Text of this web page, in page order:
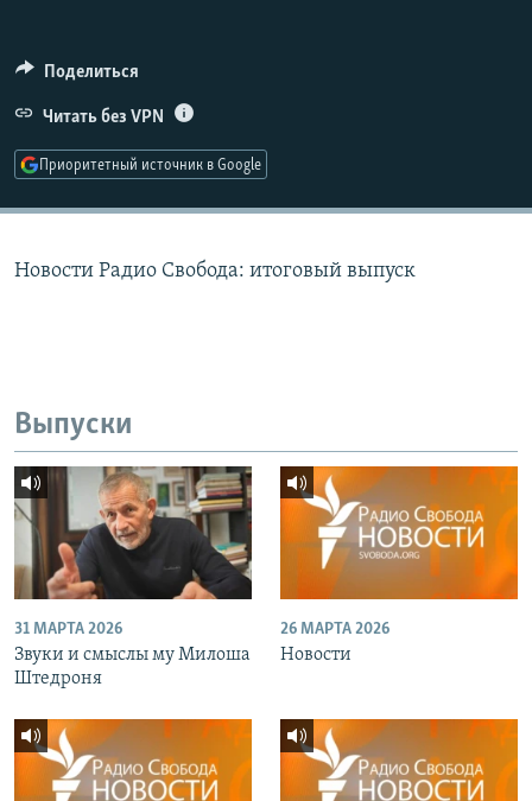
ПОДПИШИТЕСЬ НА РАССЫЛКУ
СОЦИАЛЬНЫЕ СЕТИ
Поделиться
Читать без VPN
Приоритетный источник в Google
Новости Радио Свобода: итоговый выпуск
Выпуски
31 МАРТА 2026
Звуки и смыслы му Милоша
Штедроня
26 МАРТА 2026
Новости